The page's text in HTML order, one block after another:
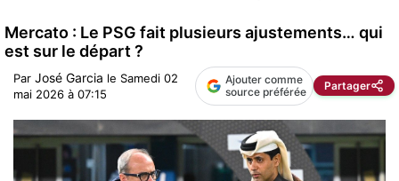
Mercato : Le PSG fait plusieurs ajustements… qui
est sur le départ ?
Par José Garcia le Samedi 02
mai 2026 à 07:15
Ajouter comme
source préférée
Partager